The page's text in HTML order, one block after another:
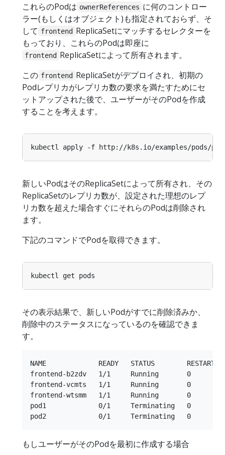
これらのPodは ownerReferences に何のコントロー
ラー(もしくはオブジェクト)も指定されておらず、そ
して frontend ReplicaSetにマッチするセレクターを
もっており、これらのPodは即座に
frontend ReplicaSetによって所有されます。
この frontend ReplicaSetがデプロイされ、初期の
Podレプリカがレプリカ数の要求を満たすためにセ
ットアップされた後で、ユーザーがそのPodを作成
することを考えます。
新しいPodはそのReplicaSetによって所有され、その
ReplicaSetのレプリカ数が、設定された理想のレプ
リカ数を超えた場合すぐにそれらのPodは削除され
ます。
下記のコマンドでPodを取得できます。
その表示結果で、新しいPodがすでに削除済みか、
削除中のステータスになっているのを確認できま
す。
NAME             READY   STATUS        RESTARTS
frontend-b2zdv   1/1     Running       0
frontend-vcmts   1/1     Running       0
frontend-wtsmm   1/1     Running       0
pod1             0/1     Terminating   0
もしユーザーがそのPodを最初に作成する場合